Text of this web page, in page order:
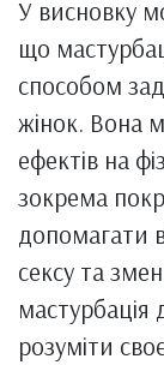
У висновку
що
способом
жінок. Вона
ефектів на
зокрема
допомагати
сексу та
розуміти